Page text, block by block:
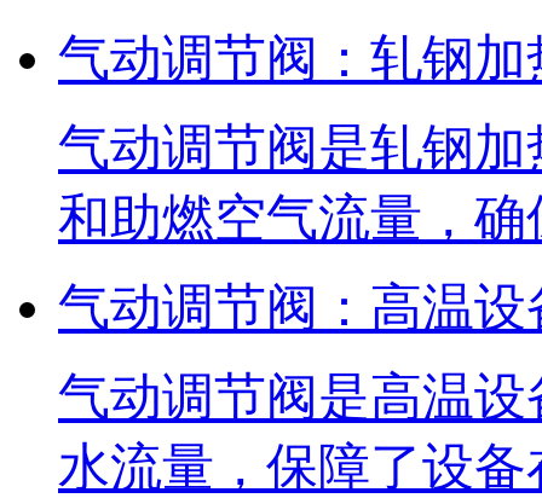
气动调节阀：轧钢
气动调节阀是轧钢
和助燃空气流量，
气动调节阀：高温
气动调节阀是高温
水流量，保障了设